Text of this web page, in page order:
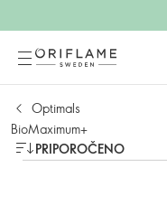
Optimals
BioMaximum+
PRIPOROČENO